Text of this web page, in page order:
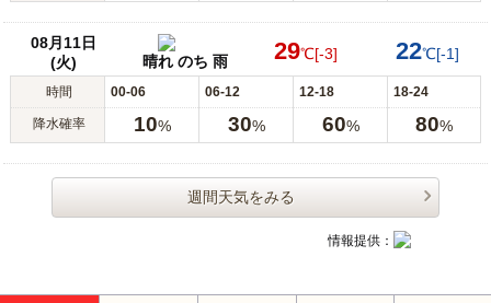
08月11日
(火)
晴れ のち 雨 29℃[-3] 22℃[-1]
時間 00-06 06-12 12-18 18-24
降水確率 10% 30% 60% 80%
週間天気をみる
情報提供：